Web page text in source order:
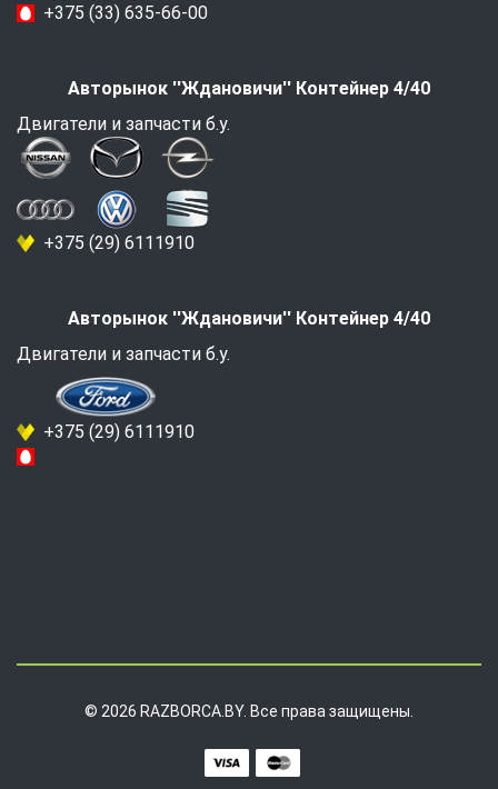
+375 (33) 635-66-00
Авторынок ''Ждановичи'' Контейнер 4/40
Двигатели и запчасти б.у.
+375 (29) 6111910
Авторынок ''Ждановичи'' Контейнер 4/40
Двигатели и запчасти б.у.
+375 (29) 6111910
© 2026 RAZBORCA.BY. Все права защищены.